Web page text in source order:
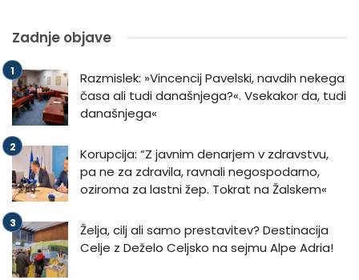
Zadnje objave
Razmislek: »Vincencij Pavelski, navdih nekega
časa ali tudi današnjega?«. Vsekakor da, tudi
današnjega«
Korupcija: “Z javnim denarjem v zdravstvu,
pa ne za zdravila, ravnali negospodarno,
oziroma za lastni žep. Tokrat na Žalskem«
Želja, cilj ali samo prestavitev? Destinacija
Celje z Deželo Celjsko na sejmu Alpe Adria!